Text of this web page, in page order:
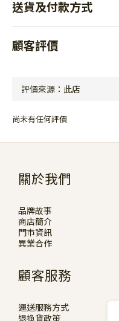
送貨及付款方式
顧客評價
尚未有任何評價
關於我們
品牌故事
商店簡介
門市資訊
異業合作
顧客服務
運送服務方式
退換貨政策